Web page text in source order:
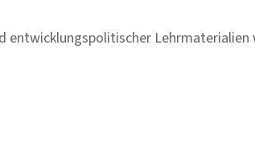
Lehrmaterialien